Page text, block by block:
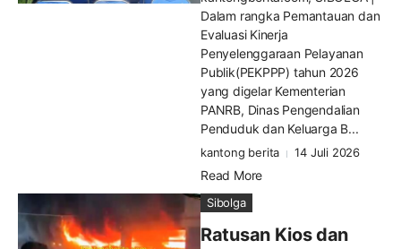
Dalam rangka Pemantauan dan
Evaluasi Kinerja
Penyelenggaraan Pelayanan
Publik(PEKPPP) tahun 2026
yang digelar Kementerian
PANRB, Dinas Pengendalian
Penduduk dan Keluarga B...
kantong berita 14 Juli 2026
Read More
Sibolga
Ratusan Kios dan